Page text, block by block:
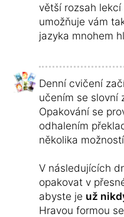
větší rozsah
umožňuje vám
jazyka mnohem
Denní cvičení
učením se slovní
Opakování se
odhalením
několika
V následujících
opakovat v
abyste je už
Hravou formou